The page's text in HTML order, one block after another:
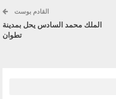
القادم بوست
الملك محمد السادس يحل بمدينة
تطوان